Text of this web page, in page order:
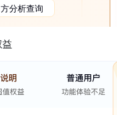
分析查询